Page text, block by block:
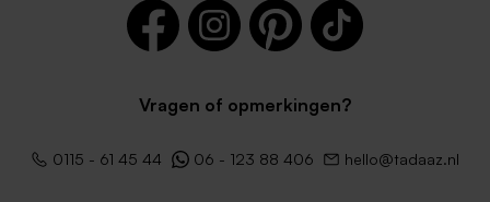
Vragen of opmerkingen?
0115 - 61 45 44 06 - 123 88 406 hello@tadaaz.nl